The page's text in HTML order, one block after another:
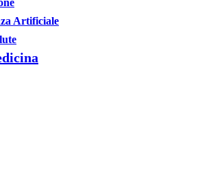
Artificiale